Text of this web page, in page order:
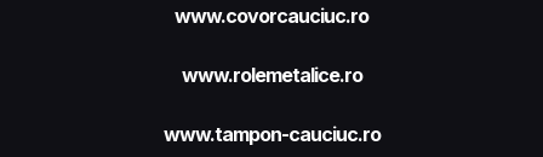
www.covorcauciuc.ro
www.rolemetalice.ro
www.tampon-cauciuc.ro